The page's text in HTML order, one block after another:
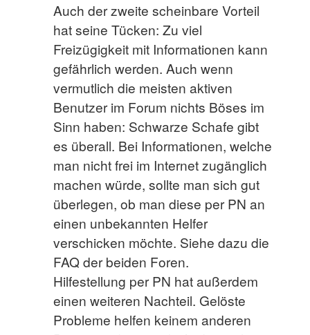
Auch der zweite scheinbare Vorteil
hat seine Tücken: Zu viel
Freizügigkeit mit Informationen kann
gefährlich werden. Auch wenn
vermutlich die meisten aktiven
Benutzer im Forum nichts Böses im
Sinn haben: Schwarze Schafe gibt
es überall. Bei Informationen, welche
man nicht frei im Internet zugänglich
machen würde, sollte man sich gut
überlegen, ob man diese per PN an
einen unbekannten Helfer
verschicken möchte. Siehe dazu die
FAQ der beiden Foren.
Hilfestellung per PN hat außerdem
einen weiteren Nachteil. Gelöste
Probleme helfen keinem anderen